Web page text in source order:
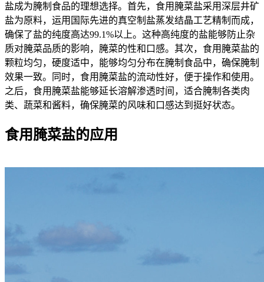
盐成为腌制食品的理想选择。首先，食用腌菜盐采用深层井矿
盐为原料，运用国际先进的真空制盐蒸发结晶工艺精制而成，
确保了盐的纯度高达99.1%以上。这种高纯度的盐能够防止杂
质对腌菜品质的影响，腌菜的性和口感。其次，食用腌菜盐的
颗粒均匀，硬度适中，能够均匀分布在腌制食品中，确保腌制
效果一致。同时，食用腌菜盐的流动性好，便于操作和使用。
之后，食用腌菜盐能够延长溶解渗透时间，适合腌制各类肉
类、蔬菜和酱料，确保腌菜的风味和口感达到挺好状态。
食用腌菜盐的应用